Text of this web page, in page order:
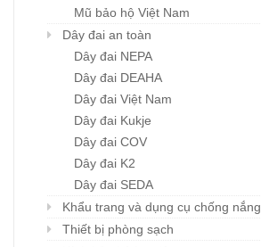
Mũ bảo hộ Việt Nam
Dây đai an toàn
Dây đai NEPA
Dây đai DEAHA
Dây đai Việt Nam
Dây đai Kukje
Dây đai COV
Dây đai K2
Dây đai SEDA
Khẩu trang và dụng cụ chống nắng
Thiết bị phòng sạch